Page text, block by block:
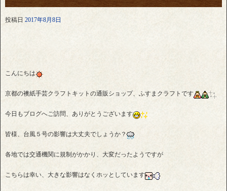
投稿日 2017年8月8日
こんにちは
京都の襖紙手芸クラフトキットの通販ショップ、ふすまクラフトです
今日もブログへご訪問、ありがとうございます
皆様、台風５号の影響は大丈夫でしょうか？
各地では交通機関に規制がかかり、大変だったようですが
こちらは幸い、大きな影響はなくホッとしています